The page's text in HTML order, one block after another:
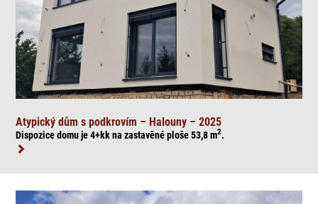
Atypický dům s podkrovím – Halouny – 2025
Dispozice domu je 4+kk na zastavěné ploše 53,8m2.